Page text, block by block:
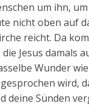
um ihn,
nicht oben auf
reicht. Da
Jesus damals
Wunder
wird,
deine Sünden